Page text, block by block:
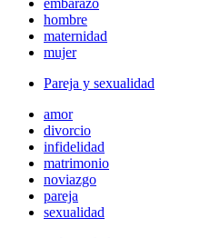
embarazo
hombre
maternidad
mujer
Pareja y sexualidad
amor
divorcio
infidelidad
matrimonio
noviazgo
pareja
sexualidad